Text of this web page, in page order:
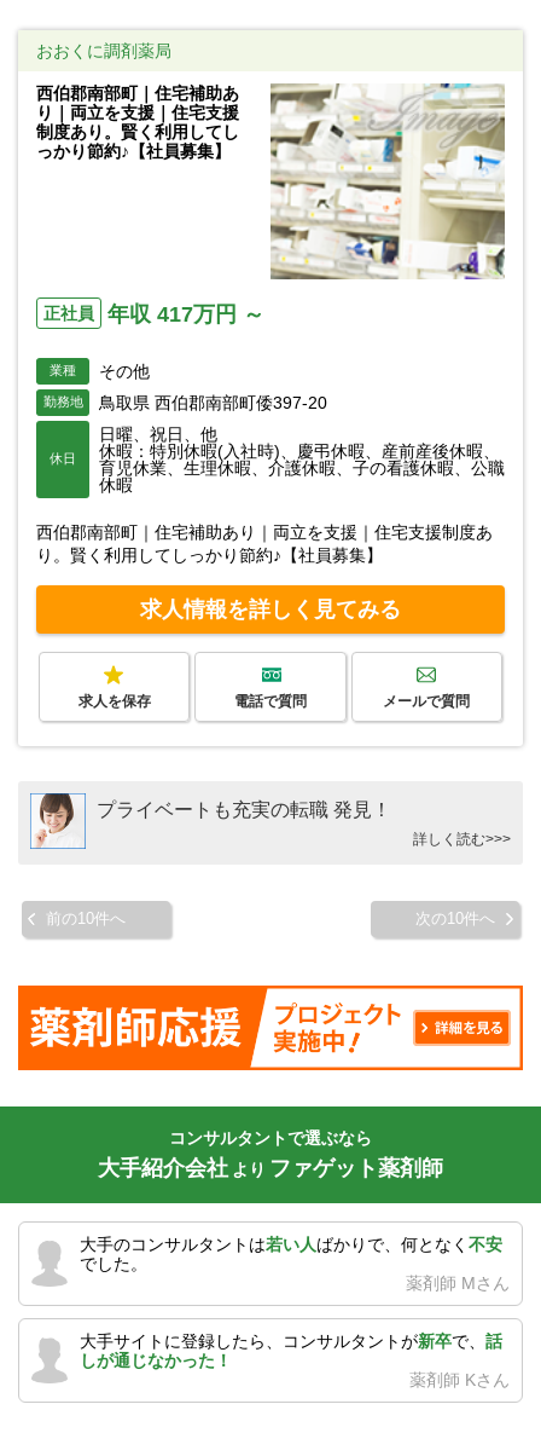
おおくに調剤薬局
西伯郡南部町｜住宅補助あ
り｜両立を支援｜住宅支援
制度あり。賢く利用してし
っかり節約♪【社員募集】
正社員 年収 417万円 ～
業種 その他
勤務地 鳥取県 西伯郡南部町倭397-20
休日
日曜、祝日、他
休暇：特別休暇(入社時)、慶弔休暇、産前産後休暇、
育児休業、生理休暇、介護休暇、子の看護休暇、公職
休暇
西伯郡南部町｜住宅補助あり｜両立を支援｜住宅支援制度あ
り。賢く利用してしっかり節約♪【社員募集】
求人情報を詳しく見てみる
求人を保存 電話で質問 メールで質問
プライベートも充実の転職 発見！
詳しく読む>>>
前の10件へ 次の10件へ
コンサルタントで選ぶなら
大手紹介会社 より ファゲット薬剤師
大手のコンサルタントは若い人ばかりで、何となく 不安
でした。
薬剤師 Mさん
大手サイトに登録したら、コンサルタントが新卒で、 話
しが通じなかった！
薬剤師 Kさん